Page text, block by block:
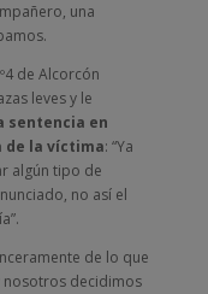
una
de Alcorcón
leves y le
sentencia en
de la víctima: “Ya
algún tipo de
no así el
de lo que
nosotros decidimos